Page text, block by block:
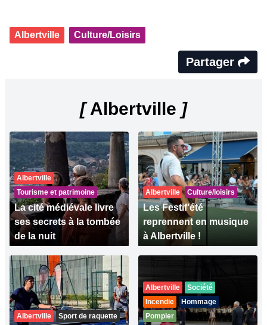
Albertville Culture/Loisirs
Partager
[Albertville ]
Albertville
Tourisme et patrimoine
La cité médiévale livre
ses secrets à la tombée
de la nuit
Albertville Culture/loisirs
Les Festif’été
reprennent en musique
à Albertville !
Albertville Sport de raquette
Albertville
Société
Incendie
Hommage
Pompier